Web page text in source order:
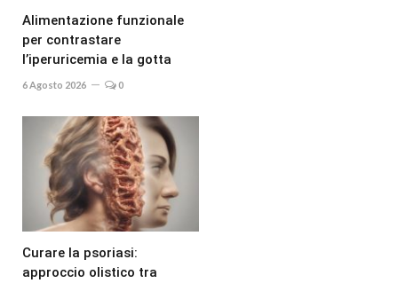
Alimentazione funzionale
per contrastare
l’iperuricemia e la gotta
6 Agosto 2026 0
Curare la psoriasi:
approccio olistico tra